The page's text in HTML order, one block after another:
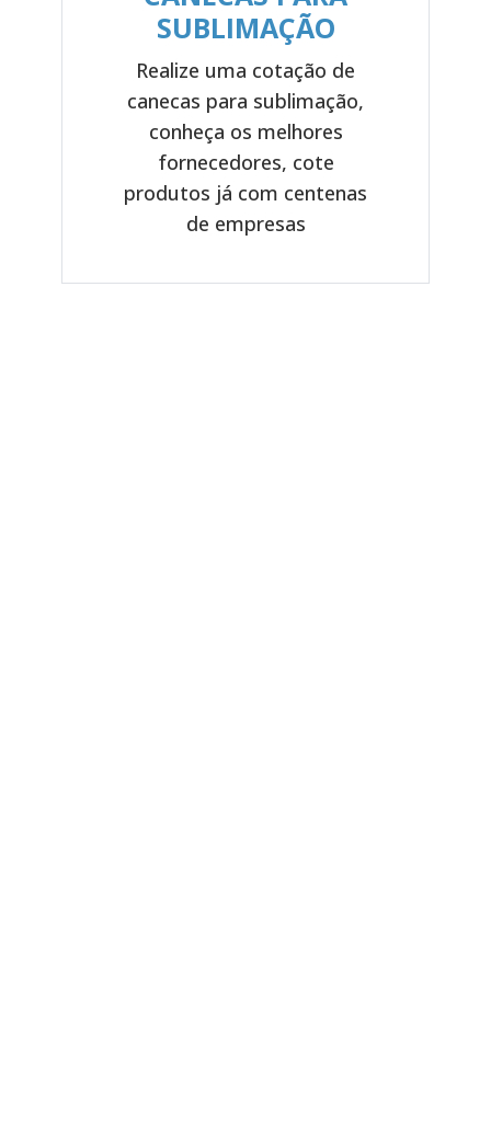
SUBLIMAÇÃO
Realize uma cotação de
canecas para sublimação,
conheça os melhores
fornecedores, cote
produtos já com centenas
de empresas